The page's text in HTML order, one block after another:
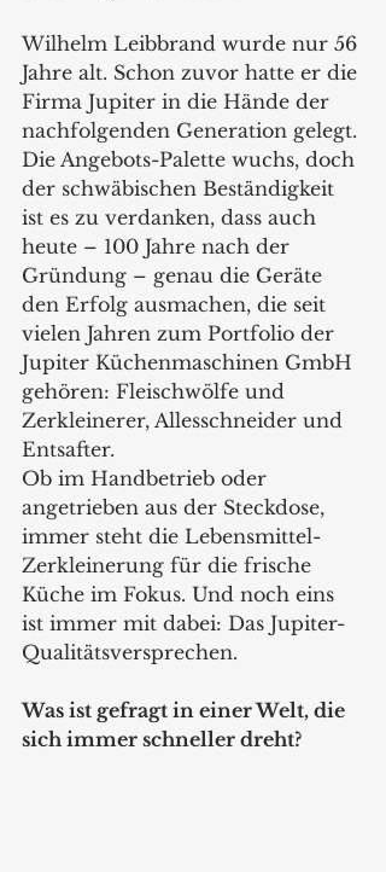
Wilhelm Leibbrand wurde nur 56
Jahre alt. Schon zuvor hatte er die
Firma Jupiter in die Hände der
nachfolgenden Generation gelegt.
Die Angebots-Palette wuchs, doch
der schwäbischen Beständigkeit
ist es zu verdanken, dass auch
heute – 100 Jahre nach der
Gründung – genau die Geräte
den Erfolg ausmachen, die seit
vielen Jahren zum Portfolio der
Jupiter Küchenmaschinen GmbH
gehören: Fleischwölfe und
Zerkleinerer, Allesschneider und
Entsafter.
Ob im Handbetrieb oder
angetrieben aus der Steckdose,
immer steht die Lebensmittel-
Zerkleinerung für die frische
Küche im Fokus. Und noch eins
ist immer mit dabei: Das Jupiter-
Qualitätsversprechen.
Was ist gefragt in einer Welt, die
sich immer schneller dreht?